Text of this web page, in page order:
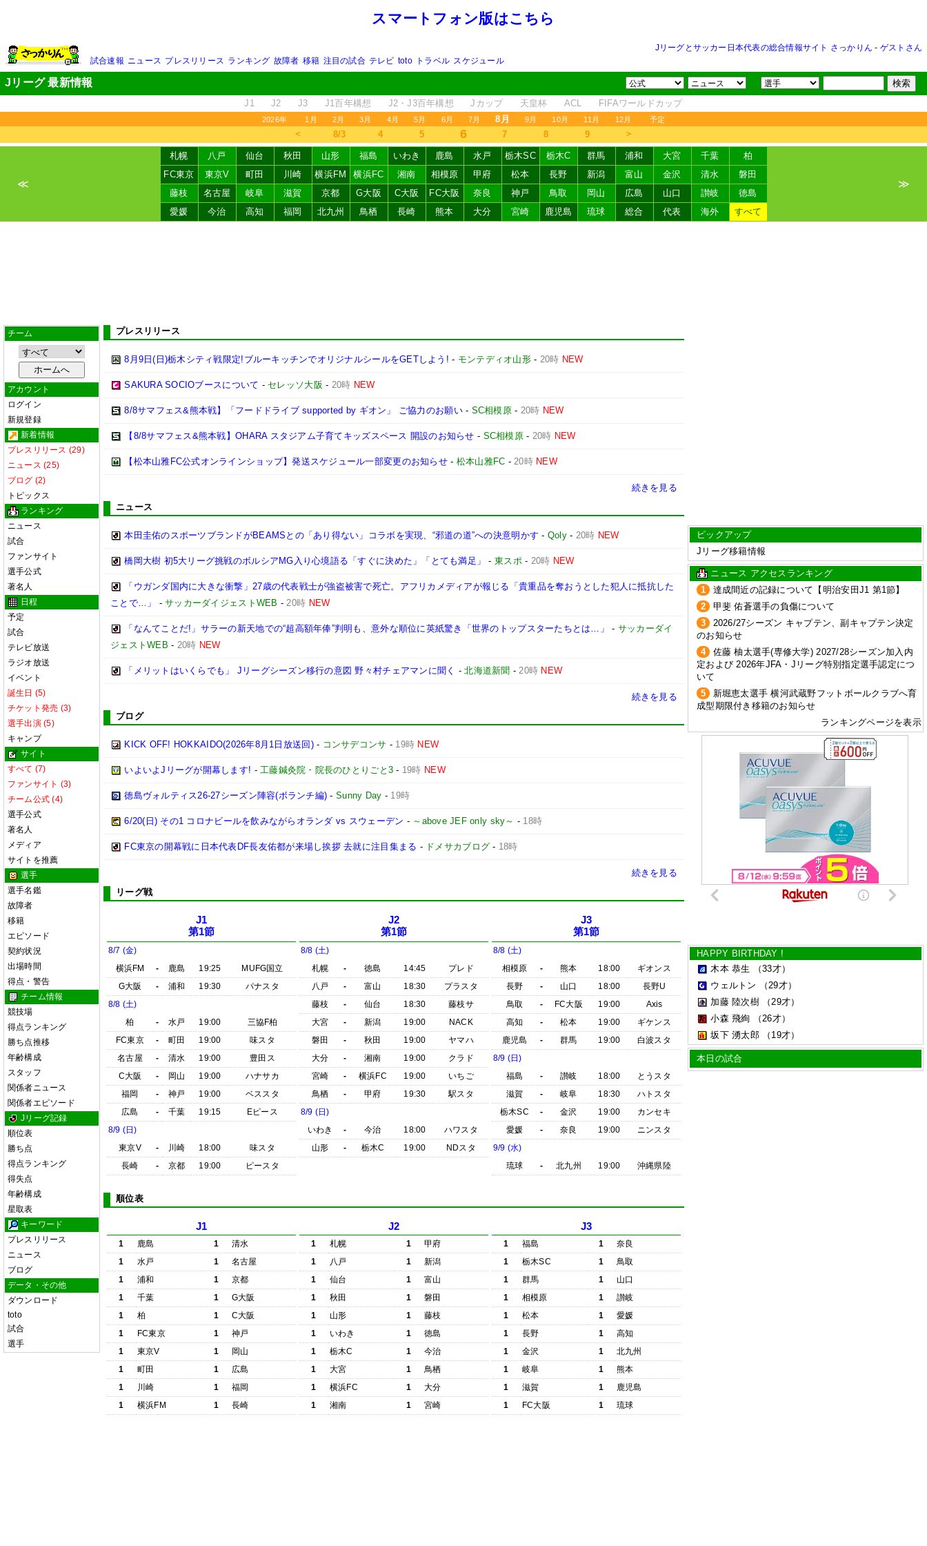
スマートフォン版はこちら
Jリーグとサッカー日本代表の総合情報サイト さっかりん - ゲストさん
試合速報 ニュース プレスリリース ランキング 故障者 移籍 注目の試合 テレビ toto トラベル スケジュール
Jリーグ 最新情報
J1 J2 J3 J1百年構想 J2・J3百年構想 Jカップ 天皇杯 ACL FIFAワールドカップ
2026年 1月 2月 3月 4月 5月 6月 7月 8月 9月 10月 11月 12月 予定
＜ 8/3 4 5 6 7 8 9 ＞
≪
札幌 八戸 仙台 秋田 山形 福島 いわき 鹿島 水戸 栃木SC 栃木C 群馬 浦和 大宮 千葉
柏
FC東京
東京V 町田 川崎 横浜FM 横浜FC 湘南 相模原 甲府 松本 長野 新潟 富山 金沢 清水
磐田
藤枝
名古屋 岐阜 滋賀 京都 G大阪 C大阪 FC大阪 奈良 神戸 鳥取 岡山 広島 山口 讃岐
徳島
愛媛
今治 高知 福岡 北九州 鳥栖 長崎 熊本 大分 宮崎 鹿児島 琉球 総合 代表 海外 すべて
≫
チーム
アカウント
ログイン
新規登録
新着情報
プレスリリース (29)
ニュース (25)
ブログ (2)
トピックス
ランキング
ニュース
試合
ファンサイト
選手公式
著名人
日程
予定
試合
テレビ放送
ラジオ放送
イベント
誕生日 (5)
チケット発売 (3)
選手出演 (5)
キャンプ
サイト
すべて (7)
ファンサイト (3)
チーム公式 (4)
選手公式
著名人
メディア
サイトを推薦
選手
選手名鑑
故障者
移籍
エピソード
契約状況
出場時間
得点・警告
チーム情報
競技場
得点ランキング
勝ち点推移
年齢構成
スタッフ
関係者ニュース
関係者エピソード
Jリーグ記録
順位表
勝ち点
得点ランキング
得失点
年齢構成
星取表
キーワード
プレスリリース
ニュース
ブログ
データ・その他
ダウンロード
toto
試合
選手
プレスリリース
8月9日(日)栃木シティ戦限定!ブルーキッチンでオリジナルシールをGETしよう! - モンテディオ山形- 20時 NEW
SAKURA SOCIOブースについて - セレッソ大阪 - 20時 NEW
8/8サマフェス&熊本戦】「フードドライブ supported by ギオン」 ご協力のお願い- SC相模原- 20時 NEW
【8/8サマフェス&熊本戦】OHARA スタジアム子育てキッズスペース 開設のお知らせ - SC相模原- 20時 NEW
【松本山雅FC公式オンラインショップ】発送スケジュール一部変更のお知らせ- 松本山雅FC -20時 NEW
続きを見る
ニュース
本田圭佑のスポーツブランドがBEAMSとの「あり得ない」コラボを実現、“邪道の道”への決意明かす - Qoly- 20時 NEW
橋岡大樹 初5大リーグ挑戦のボルシアMG入り心境語る「すぐに決めた」「とても満足」 -東スポ- 20時 NEW
「ウガンダ国内に大きな衝撃」27歳の代表戦士が強盗被害で死亡。アフリカメディアが報じる「貴重品を奪おうとした犯人に抵抗した
ことで…」
-サッカーダイジェストWEB -20時 NEW
「なんてことだ!」サラーの新天地での“超高額年俸”判明も、意外な順位に英紙驚き「世界のトップスターたちとは…」 - サッカーダイ
ジェストWEB - 20時 NEW
「メリットはいくらでも」 Jリーグシーズン移行の意図 野々村チェアマンに聞く -北海道新聞 -20時 NEW
続きを見る
ブログ
KICK OFF! HOKKAIDO(2026年8月1日放送回)- コンサデコンサ - 19時 NEW
いよいよJリーグが開幕します! -工藤鍼灸院・院長のひとりごと3 - 19時 NEW
徳島ヴォルティス26-27シーズン陣容(ボランチ編) -Sunny Day - 19時
6/20(日) その1 コロナビールを飲みながらオランダ vs スウェーデン - ～above JEF only sky～ - 18時
FC東京の開幕戦に日本代表DF長友佑都が来場し挨拶 去就に注目集まる - ドメサカブログ - 18時
続きを見る
リーグ戦
J1
第1節
8/7 (金)
横浜FM
- 鹿島 19:25
MUFG国立
G大阪
- 浦和 19:30
パナスタ
8/8 (土)
柏
- 水戸 19:00
三協F柏
FC東京
- 町田 19:00
味スタ
名古屋
- 清水 19:00
豊田ス
C大阪
- 岡山 19:00
ハナサカ
福岡
- 神戸 19:00
ベススタ
広島
- 千葉 19:15
Eピース
8/9 (日)
東京V
- 川崎 18:00
味スタ
長崎
- 京都 19:00 ピースタ
J2
第1節
8/8 (土)
札幌
- 徳島 14:45
プレド
八戸
- 富山 18:30
プラスタ
藤枝
- 仙台 18:30
藤枝サ
大宮
- 新潟 19:00
NACK
磐田
- 秋田 19:00
ヤマハ
大分
- 湘南 19:00
クラド
宮崎
- 横浜FC 19:00
いちご
鳥栖
- 甲府 19:30
駅スタ
8/9 (日)
いわき
- 今治 18:00
ハワスタ
山形
- 栃木C 19:00 NDスタ
J3
第1節
8/8 (土)
相模原
- 熊本 18:00
ギオンス
長野
- 山口 18:00
長野U
鳥取
- FC大阪 19:00
Axis
高知
- 松本 19:00
ギケンス
鹿児島
- 群馬 19:00
白波スタ
8/9 (日)
福島
- 讃岐 18:00
とうスタ
滋賀
- 岐阜 18:30
ハトスタ
栃木SC
- 金沢 19:00
カンセキ
愛媛
- 奈良 19:00
ニンスタ
9/9 (水)
琉球
- 北九州 19:00 沖縄県陸
順位表
J1
1 鹿島 1
清水
1
水戸 1
名古屋
1
浦和 1
京都
1
千葉 1
G大阪
1
柏 1
C大阪
1
FC東京 1
神戸
1
東京V 1
岡山
1
町田 1
広島
1
川崎 1
福岡
1
横浜FM 1 長崎
J2
1 札幌 1
甲府
1
八戸 1
新潟
1
仙台 1
富山
1
秋田 1
磐田
1
山形 1
藤枝
1
いわき 1
徳島
1
栃木C 1
今治
1
大宮 1
鳥栖
1
横浜FC 1
大分
1
湘南 1 宮崎
J3
1 福島 1
奈良
1
栃木SC 1
鳥取
1
群馬 1
山口
1
相模原 1
讃岐
1
松本 1
愛媛
1
長野 1
高知
1
金沢 1
北九州
1
岐阜 1
熊本
1
滋賀 1
鹿児島
1
FC大阪 1 琉球
ピックアップ
Jリーグ移籍情報
ニュース アクセスランキング
1
達成間近の記録について【明治安田J1 第1節】
2
甲斐 佑蒼選手の負傷について
3
2026/27シーズン キャプテン、副キャプテン決定
のお知らせ
4
佐藤 柚太選手(専修大学) 2027/28シーズン加入内
定および 2026年JFA・Jリーグ特別指定選手認定につ
いて
5
新堀恵太選手 横河武蔵野フットボールクラブへ育
成型期限付き移籍のお知らせ
ランキングページを表示
HAPPY BIRTHDAY !
木本 恭生
（33才）
ウェルトン
（29才）
加藤 陸次樹
（29才）
小森 飛絢
（26才）
坂下 湧太郎
（19才）
本日の試合